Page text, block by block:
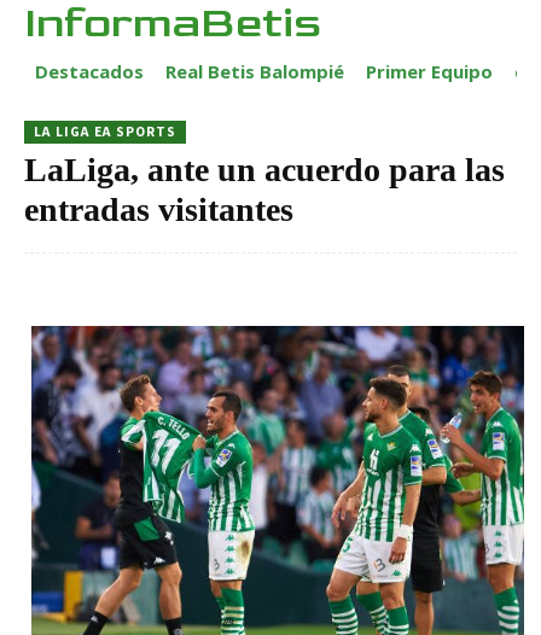
InformaBetis
Destacados Real Betis Balompié Primer Equipo
LA LIGA EA SPORTS
LaLiga, ante un acuerdo para las
entradas visitantes